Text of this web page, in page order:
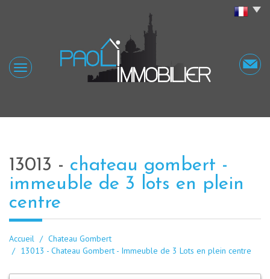
13013 - chateau gombert -
immeuble de 3 lots en plein
centre
Accueil
Chateau Gombert
13013 - Chateau Gombert - Immeuble de 3 Lots en plein centre